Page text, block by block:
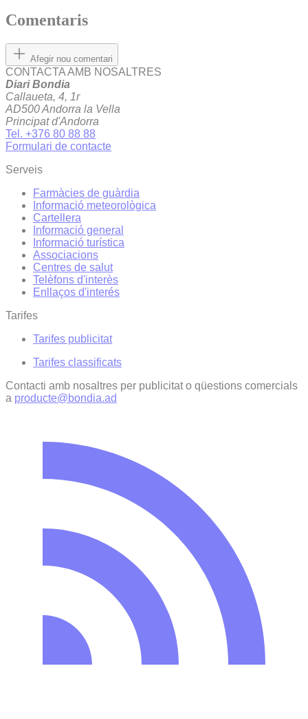
Comentaris
Afegir nou comentari
CONTACTA AMB NOSALTRES
Diari Bondia
Callaueta, 4, 1r
AD500 Andorra la Vella
Principat d'Andorra
Tel. +376 80 88 88
Formulari de contacte
Serveis
Farmàcies de guàrdia
Informació meteorològica
Cartellera
Informació general
Informació turística
Associacions
Centres de salut
Telèfons d'interès
Enllaços d'interés
Tarifes
Tarifes publicitat
Tarifes classificats
Contacti amb nosaltres per publicitat o qüestions comercials
a producte@bondia.ad